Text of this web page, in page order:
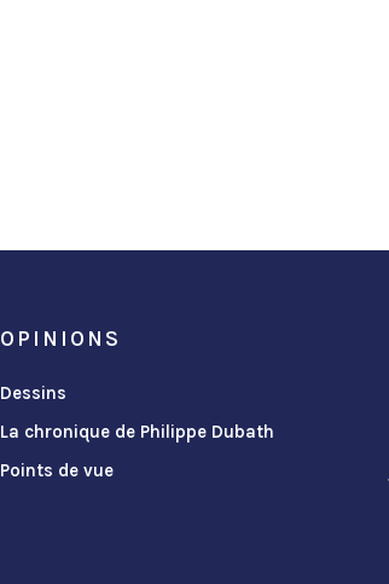
OPINIONS
Dessins
La chronique de Philippe Dubath
Points de vue